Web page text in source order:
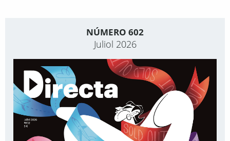
NÚMERO 602
Juliol 2026